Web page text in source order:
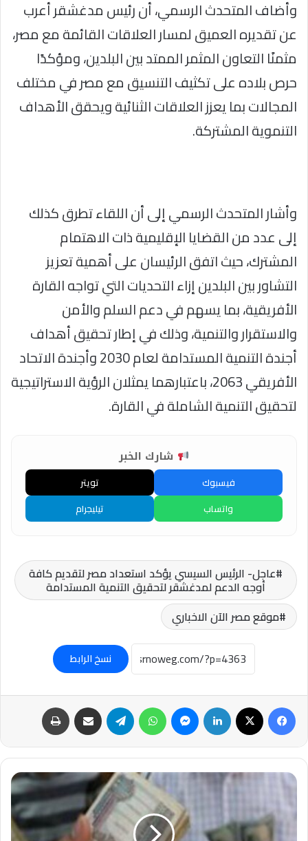
وأضاف المتحدث الرسمي، أن رئيس مدغشقر أعرب
عن تقديره العميق لمسار العلاقات القائمة مع مصر،
مثمنًا التعاون المثمر الممتد بين البلدين، ومؤكدًا
حرص بلاده على تكثيف التنسيق مع مصر في مختلف
المجالات بما يعزز العلاقات الثنائية ويحقق الأهداف
التنموية المشتركة.
وأشار المتحدث الرسمي إلى أن اللقاء تطرق كذلك
إلى عدد من القضايا الإقليمية ذات الاهتمام
المشترك، حيث اتفق الرئيسان على أهمية تعزيز
التشاور بين البلدين إزاء التحديات التي تواجه القارة
الأفريقية، بما يسهم في دعم السلم والأمن
والاستقرار والتنمية، وذلك في إطار تحقيق أهداف
أجندة التنمية المستدامة لعام 2030 وأجندة الاتحاد
الأفريقي 2063، باعتبارهما يمثلان الرؤية الاستراتيجية
لتحقيق التنمية الشاملة في القارة.
شارك الخبر
فيسبوك
تويتر
واتساب
تيليجرام
عاجل- الرئيس السيسي يؤكد استعداد مصر لتقديم كافة
أوجه الدعم لمدغشقر لتحقيق التنمية المستدامة
موقع مصر الآن الاخباري
نسخ الرابط
فيسبوك لينكدإن ماسنجر واتساب تيلقرام مشاركة عبر البريد
عاجل-
سارة
للمواطنين..